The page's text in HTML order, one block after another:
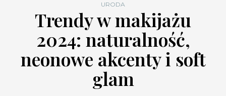
URODA
Trendy w makijażu
2024: naturalność,
neonowe akcenty i soft
glam